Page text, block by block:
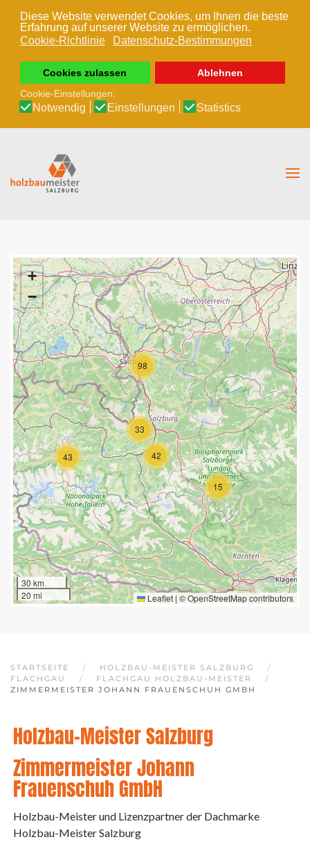
Diese Website verwendet Cookies, um Ihnen die beste
Erfahrung auf unserer Website zu ermöglichen.
Cookie-Richtlinie
Datenschutz-Bestimmungen
Cookies zulassen
Ablehnen
Cookie-Einstellungen:
Notwendig Einstellungen Statistics
Zum Hauptinhalt springen
15
33
42
43
98
+
−
30 km
20 mi
Leaflet | ©OpenStreetMapcontributors
STARTSEITE
HOLZBAU-MEISTER SALZBURG
FLACHGAU
FLACHGAU HOLZBAU-MEISTER
ZIMMERMEISTER JOHANN FRAUENSCHUH GMBH
Holzbau-Meister Salzburg
Zimmermeister Johann
Frauenschuh GmbH
Holzbau-Meister und Lizenzpartner der Dachmarke
Holzbau-Meister Salzburg